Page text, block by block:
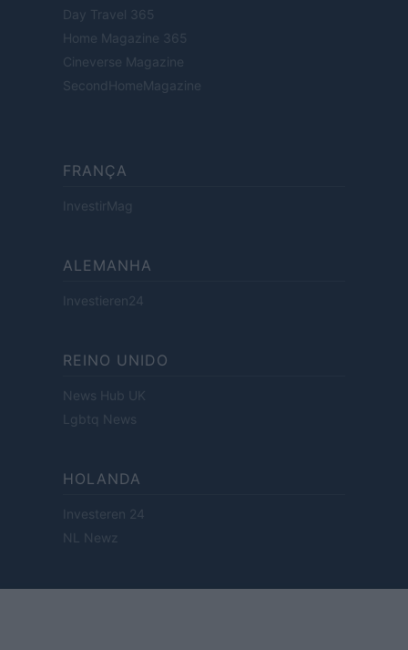
Day Travel 365
Home Magazine 365
Cineverse Magazine
SecondHomeMagazine
FRANÇA
InvestirMag
ALEMANHA
Investieren24
REINO UNIDO
News Hub UK
Lgbtq News
HOLANDA
Investeren 24
NL Newz